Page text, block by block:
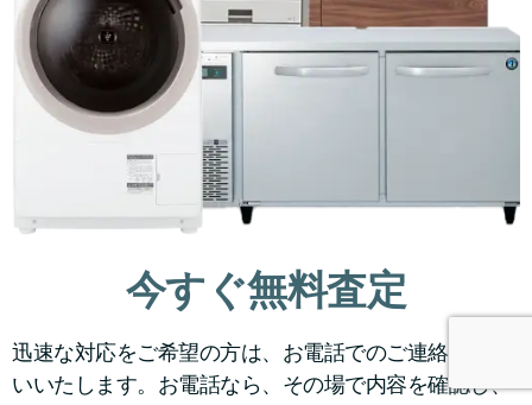
今すぐ無料査定
迅速な対応をご希望の方は、お電話でのご連絡をお願
いいたします。お電話なら、その場で内容を確認し、